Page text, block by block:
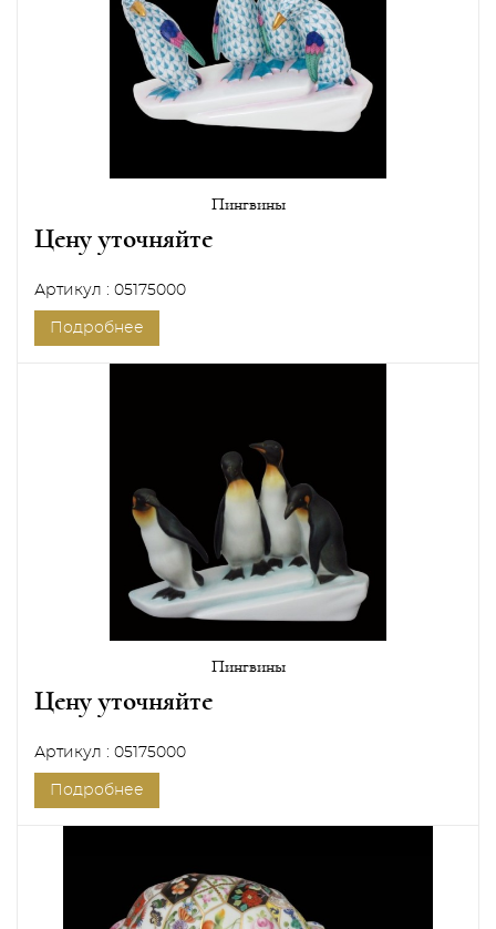
Пингвины
Цену уточняйте
Артикул : 05175000
Подробнее
Пингвины
Цену уточняйте
Артикул : 05175000
Подробнее